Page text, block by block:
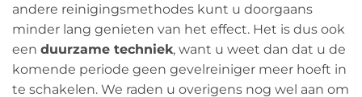
andere reinigingsmethodes kunt u doorgaans
minder lang genieten van het effect. Het is dus ook
een duurzame techniek, want u weet dan dat u de
komende periode geen gevelreiniger meer hoeft in
te schakelen. We raden u overigens nog wel aan om